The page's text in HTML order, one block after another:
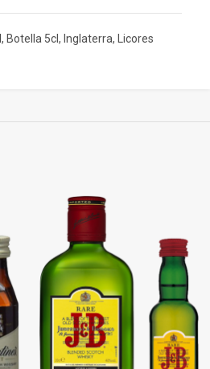
, Botella 5cl, Inglaterra, Licores